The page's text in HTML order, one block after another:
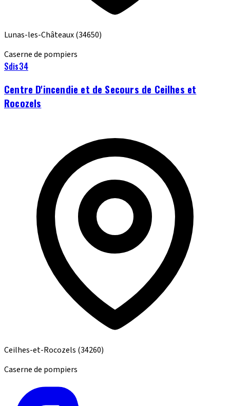
Lunas-les-Châteaux(34650)
Caserne de pompiers
Sdis34
Centre D'incendie et de Secours de Ceilhes et
Rocozels
Ceilhes-et-Rocozels (34260)
Caserne de pompiers